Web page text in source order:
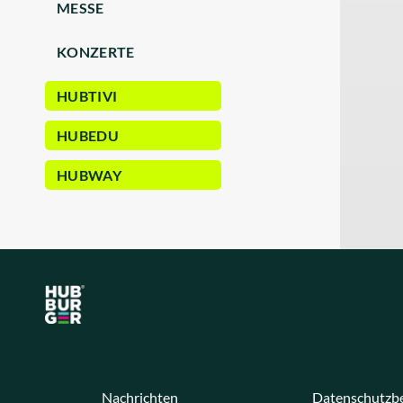
MESSE
KONZERTE
HUBTIVI
HUBEDU
HUBWAY
Nachrichten